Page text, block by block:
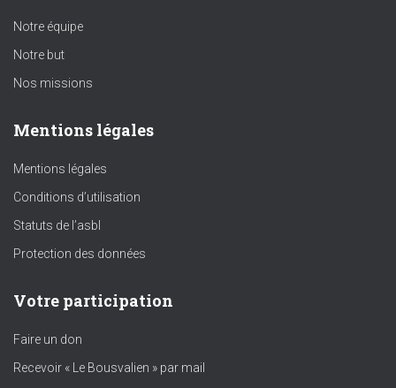
Notre équipe
Notre but
Nos missions
Mentions légales
Mentions légales
Conditions d’utilisation
Statuts de l’asbl
Protection des données
Votre participation
Faire un don
Recevoir « Le Bousvalien » par mail